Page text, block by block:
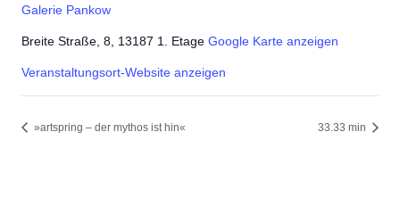
Galerie Pankow
Breite Straße, 8, 13187 1. Etage Google Karte anzeigen
Veranstaltungsort-Website anzeigen
»artspring – der mythos ist hin« 33.33 min